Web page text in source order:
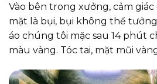
Vào bên trong xưởng, cảm
mặt là bụi, bụi không thể
áo chúng tôi mặc sau 14 phút
màu vàng. Tóc tai, mặt mũi